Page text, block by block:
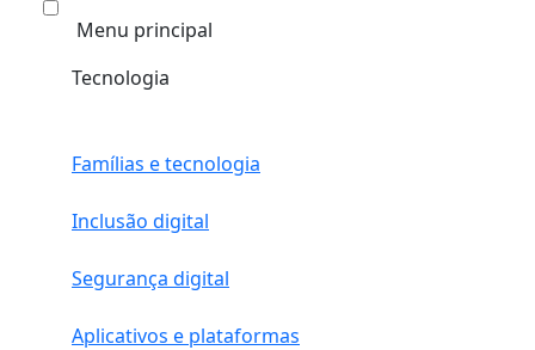
Menu principal
Tecnologia
Famílias e tecnologia
Inclusão digital
Segurança digital
Aplicativos e plataformas